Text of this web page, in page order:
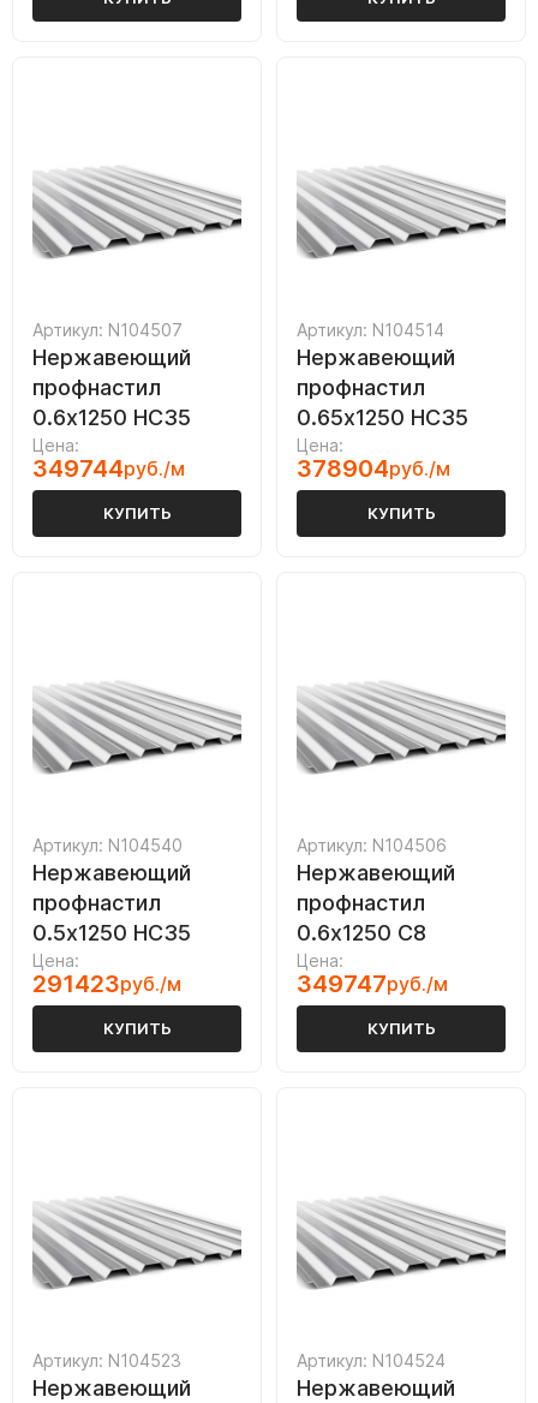
Артикул: N104507
Нержавеющий
профнастил
0.6х1250 НС35
Цена:
349744руб./м
КУПИТЬ
Артикул: N104514
Нержавеющий
профнастил
0.65х1250 НС35
Цена:
378904руб./м
КУПИТЬ
Артикул: N104540
Нержавеющий
профнастил
0.5х1250 НС35
Цена:
291423руб./м
КУПИТЬ
Артикул: N104506
Нержавеющий
профнастил
0.6х1250 С8
Цена:
349747руб./м
КУПИТЬ
Артикул: N104523
Нержавеющий
Артикул: N104524
Нержавеющий